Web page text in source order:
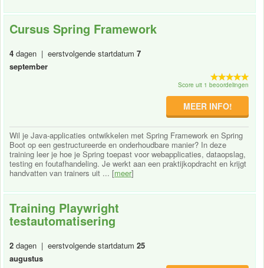
Cursus Spring Framework
4 dagen | eerstvolgende startdatum 7
september
Score uit 1 beoordelingen
MEER INFO!
Wil je Java-applicaties ontwikkelen met Spring Framework en Spring
Boot op een gestructureerde en onderhoudbare manier? In deze
training leer je hoe je Spring toepast voor webapplicaties, dataopslag,
testing en foutafhandeling. Je werkt aan een praktijkopdracht en krijgt
handvatten van trainers uit ... [meer]
Training Playwright
testautomatisering
2 dagen | eerstvolgende startdatum 25
augustus